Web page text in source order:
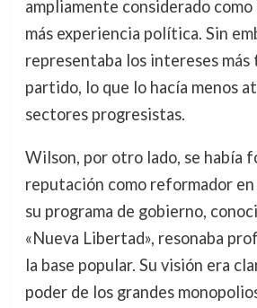
ampliamente considerado
más experiencia política. Sin
representaba los intereses
partido, lo que lo hacía menos
sectores progresistas.
Wilson, por otro lado, se había
reputación como reformador en
su programa de gobierno,
«Nueva Libertad», resonaba
la base popular. Su visión era
poder de los grandes